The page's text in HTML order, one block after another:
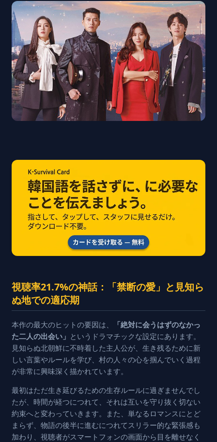
視聴率21.7%の神話：「禁断の愛」と見知ら
ぬ地での適応期
本作の最大のヒットの要因は、
「絶対に会うはずのなかっ
た二人の出会い」 というドラマチックな設定にあります。
見知らぬ北朝鮮に不時着した主人公が、生き残るために新
しい言葉やルールを学び、村の人々の心を掴んでいく過程
が非常に興味深く描かれています。
最初はただ生き延びるための生存ルールに過ぎませんでし
たが、時間が経つにつれて、それは互いを守り抜く切ない
約束へと変わっていきます。また、単なるロマンスにとど
まらず、物語の後半に進むにつれてスリラー的な緊張感も
加わり、視聴者がスマートフォンの画面から目を離せなく